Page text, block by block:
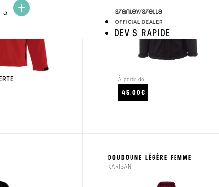
DEVIS RAPIDE
VOIR LE PRODUIT
À partir de
45.00€
DOUDOUNE LÉGÈRE FEMME
KARIBAN